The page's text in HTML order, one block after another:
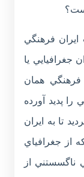
فرهنگي
جغرافيايي يا
فرهنگي همان
پديد آورده
تا به ايران
از جغرافياي
ناگسستني از